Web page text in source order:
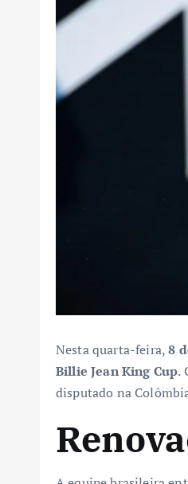
Nesta quarta-feira,8
Billie Jean King Cup.
disputado na